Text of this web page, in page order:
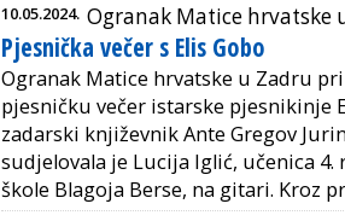
10.05.2024. Ogranak Matice hrvatske
Pjesnička večer s Elis Gobo
Ogranak Matice hrvatske u Zadru
pjesničku večer istarske pjesnikinje
zadarski književnik Ante Gregov
sudjelovala je Lucija Iglić, učenica 4.
škole Blagoja Berse, na gitari. Kroz